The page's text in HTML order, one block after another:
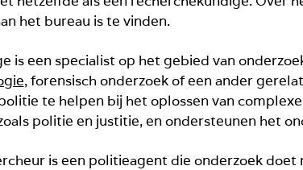
het bureau is te vinden.
is een specialist op het gebied van
, forensisch onderzoek of een ander
te helpen bij het oplossen van
politie en justitie, en ondersteunen het
is een politieagent die onderzoek